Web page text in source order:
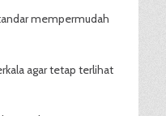
mempermudah
agar tetap terlihat